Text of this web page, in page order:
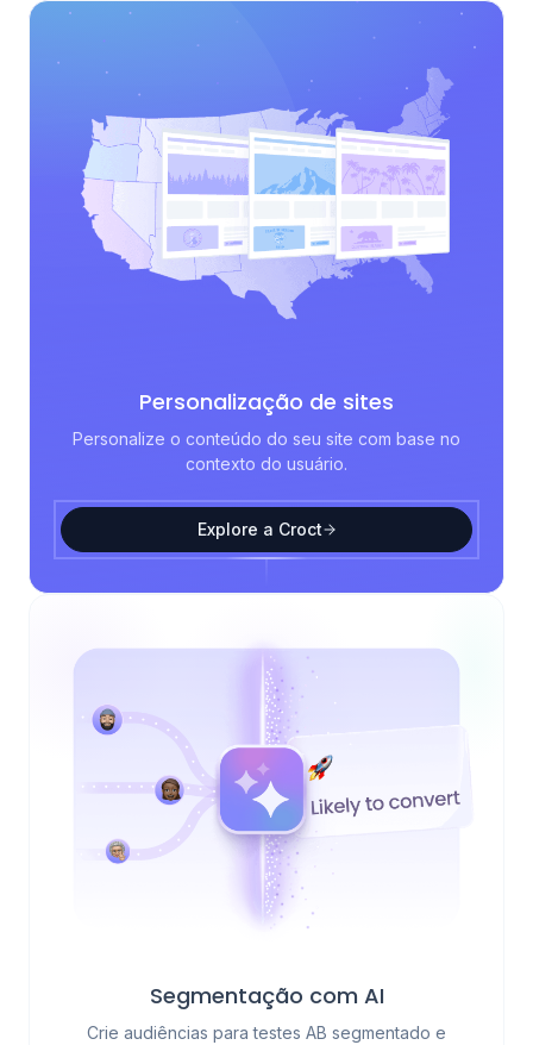
Personalização de sites
Personalize o conteúdo do seu site com base no
contexto do usuário.
Explore a Croct
Segmentação com AI
Crie audiências para testes AB segmentado e